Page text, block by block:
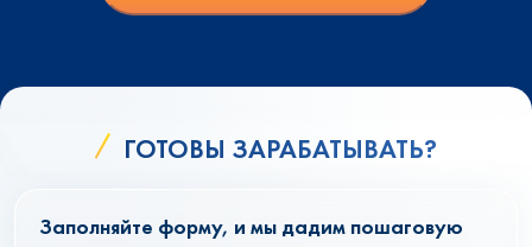
ГОТОВЫ ЗАРАБАТЫВАТЬ?
Заполняйте форму, и мы дадим пошаговую